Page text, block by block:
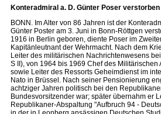
Konteradmiral a. D. Günter Poser verstorben
BONN. Im Alter von 86 Jahren ist der
Günter Poster am 3. Juni in Bonn-Röttgen
1916 in Berlin geboren, diente Poser im
Kapitänleutnant der Wehrmacht. Nach dem
Leiter des militärischen Nachrichtenwesens
S II), von 1964 bis 1969 Chef des Militärischen
sowie Leiter des Ressorts Geheimdienst im
Nato in Brüssel. Nach seiner Pensionierung
achtziger Jahren politisch bei den
Bundesvorsitzender war; später übernahm er
Republikaner-Abspaltung "Aufbruch 94 -